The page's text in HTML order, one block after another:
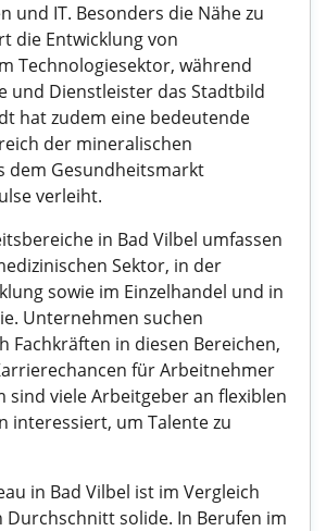
und IT. Besonders die Nähe zu
die Entwicklung von
Technologiesektor, während
und Dienstleister das Stadtbild
hat zudem eine bedeutende
der mineralischen
dem Gesundheitsmarkt
verleiht.
in Bad Vilbel umfassen
Sektor, in der
sowie im Einzelhandel und in
Unternehmen suchen
Fachkräften in diesen Bereichen,
für Arbeitnehmer
sind viele Arbeitgeber an flexiblen
interessiert, um Talente zu
in Bad Vilbel ist im Vergleich
Durchschnitt solide. In Berufen im